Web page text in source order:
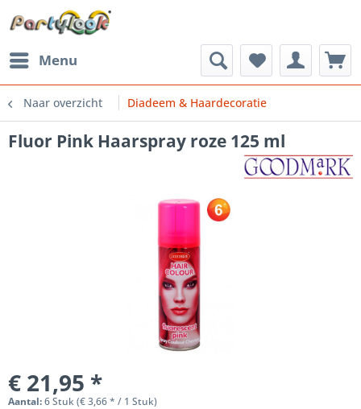
Menu
Naar overzicht Diadeem & Haardecoratie
Fluor Pink Haarspray roze 125 ml
€ 21,95 *
Aantal:6 Stuk (€ 3,66 * / 1 Stuk)